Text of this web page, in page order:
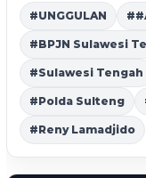
#UNGGULAN
#BPJN Sulawesi
#Sulawesi Tengah
#Polda Sulteng
#Reny Lamadjido